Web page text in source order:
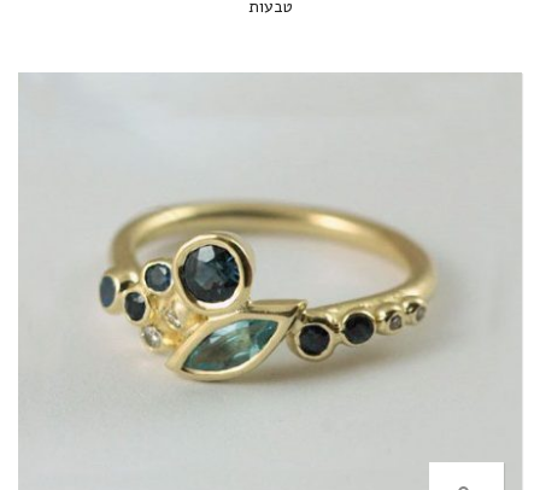
טבעות